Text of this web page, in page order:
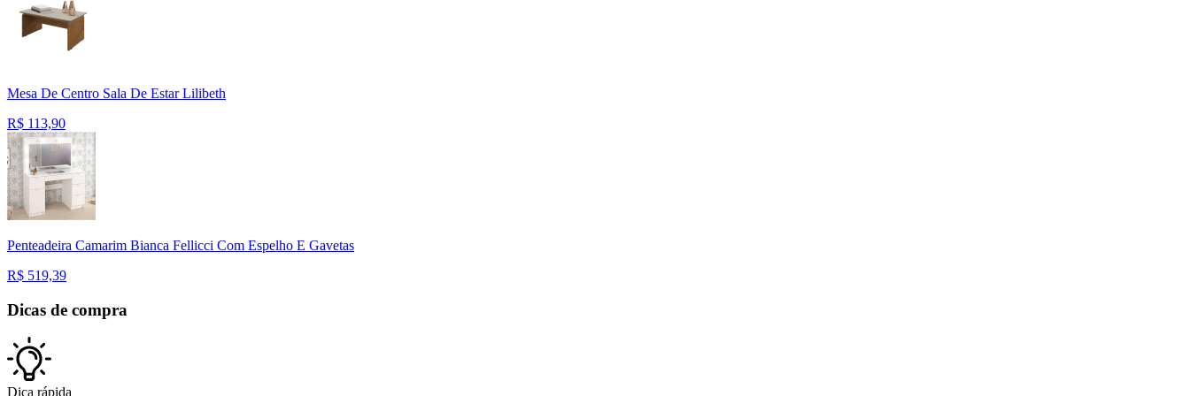
Mesa De Centro Sala De Estar Lilibeth
R$ 113,90
Penteadeira Camarim Bianca Fellicci Com Espelho E Gavetas
R$ 519,39
Dicas de compra
Dica rápida